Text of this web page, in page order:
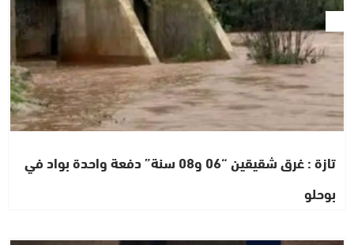
تازة : غرق شقيقين “06 و08 سنة” دفعة واحدة بواد في
بوحلو